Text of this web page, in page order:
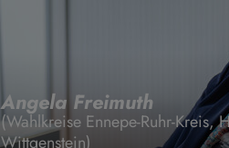
Angela Freimuth
(Wahlkreise Ennepe-Ruhr-Kreis,
Wittgenstein)